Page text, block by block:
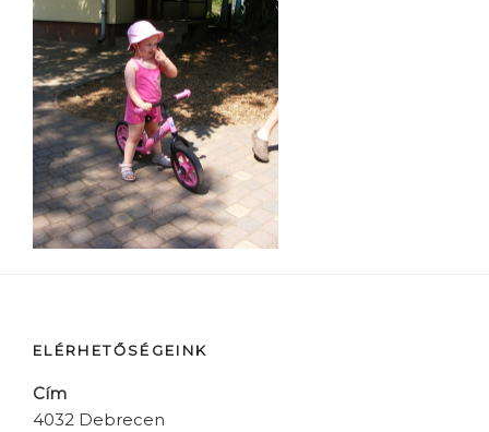
ELÉRHETŐSÉGEINK
Cím
4032 Debrecen